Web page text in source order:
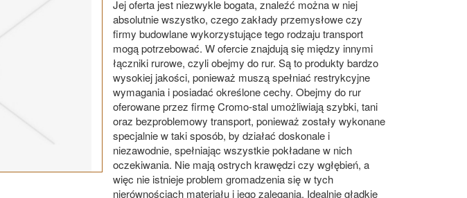
Jej oferta jest niezwykle bogata, znaleźć można w niej
absolutnie wszystko, czego zakłady przemysłowe czy
firmy budowlane wykorzystujące tego rodzaju transport
mogą potrzebować. W ofercie znajdują się między innymi
łączniki rurowe, czyli obejmy do rur. Są to produkty bardzo
wysokiej jakości, ponieważ muszą spełniać restrykcyjne
wymagania i posiadać określone cechy. Obejmy do rur
oferowane przez firmę Cromo-stal umożliwiają szybki, tani
oraz bezproblemowy transport, ponieważ zostały wykonane
specjalnie w taki sposób, by działać doskonale i
niezawodnie, spełniając wszystkie pokładane w nich
oczekiwania. Nie mają ostrych krawędzi czy wgłębień, a
więc nie istnieje problem gromadzenia się w tych
nierównościach materiału i jego zalegania. Idealnie gładkie